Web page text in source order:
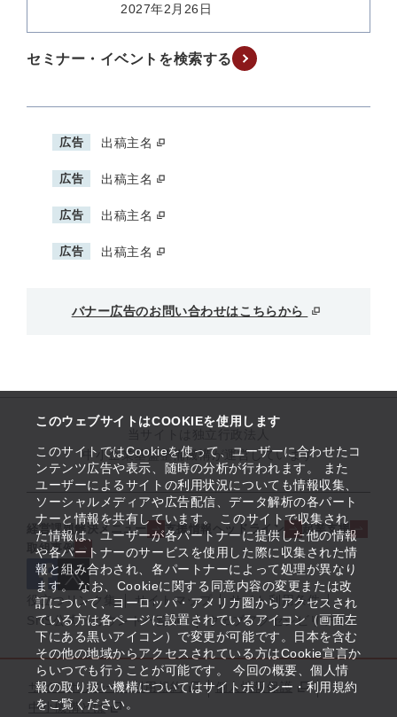
このウェブサイトはCOOKIEを使用します
このサイトではCookieを使って、ユーザーに合わせたコ
ンテンツ広告や表示、随時の分析が行われます。 また
ユーザーによるサイトの利用状況についても情報収集、
ソーシャルメディアや広告配信、データ解析の各パート
ナーと情報を共有しています。 このサイトで収集され
た情報は、ユーザーが各パートナーに提供した他の情報
や各パートナーのサービスを使用した際に収集された情
報と組み合わされ、各パートナーによって処理が異なり
ます。 なお、Cookieに関する同意内容の変更または改
訂について、ヨーロッパ・アメリカ圏からアクセスされ
ている方は各ページに設置されているアイコン（画面左
下にある黒いアイコン）で変更が可能です。日本を含む
その他の地域からアクセスされている方はCookie宣言か
らいつでも行うことが可能です。 今回の概要、個人情
報の取り扱い機構についてはサイトポリシー・利用規約
をご覧ください。
2027年2月26日
セミナー・イベントを検索する
広告 出稿主名
広告 出稿主名
広告 出稿主名
広告 出稿主名
バナー広告のお問い合わせはこちらから
中小企業基盤整備機構が運営しています
経営課題解決メニュー 支援情報ヘッドライン
起業支援
取組事例
役立つリンク集 サイトマップ
サイト利用条件
SNS公式アカウント一覧
ウェブアクセシビリティ
サイトポリシー・利用規約
個人情報保護
中小機構とは